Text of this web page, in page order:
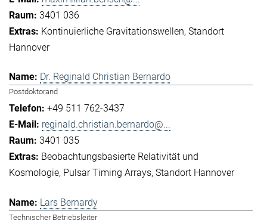
3401 036
Kontinuierliche Gravitationswellen Standort
Hannover
Dr. Reginald Christian Bernardo
Postdoktorand
+49 511 762-3437
reginald.christian.bernardo@...
3401 035
Beobachtungsbasierte Relativität und
Kosmologie Pulsar Timing Arrays Standort Hannover
Lars Bernardy
Technischer Betriebsleiter